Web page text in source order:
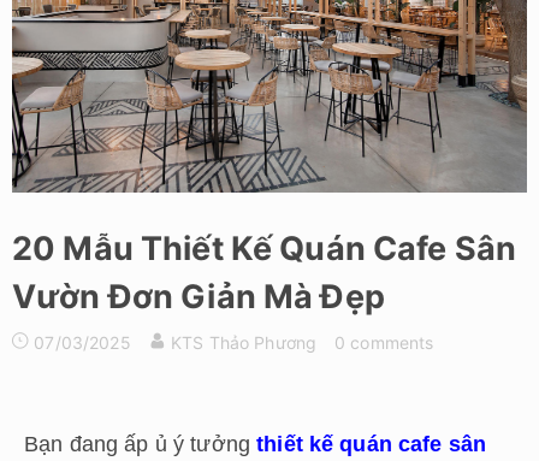
20 Mẫu Thiết Kế Quán Cafe Sân
Vườn Đơn Giản Mà Đẹp
07/03/2025 KTS Thảo Phương 0 comments
Bạn đang ấp ủ ý tưởngthiết kế quán cafe sân